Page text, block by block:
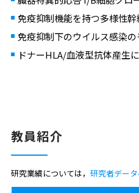
免疫抑制機能を持つ多様性
免疫抑制下のウイルス感染
ドナーHLA/血液型抗体産生
教員紹介
研究業績については， 研究者デー